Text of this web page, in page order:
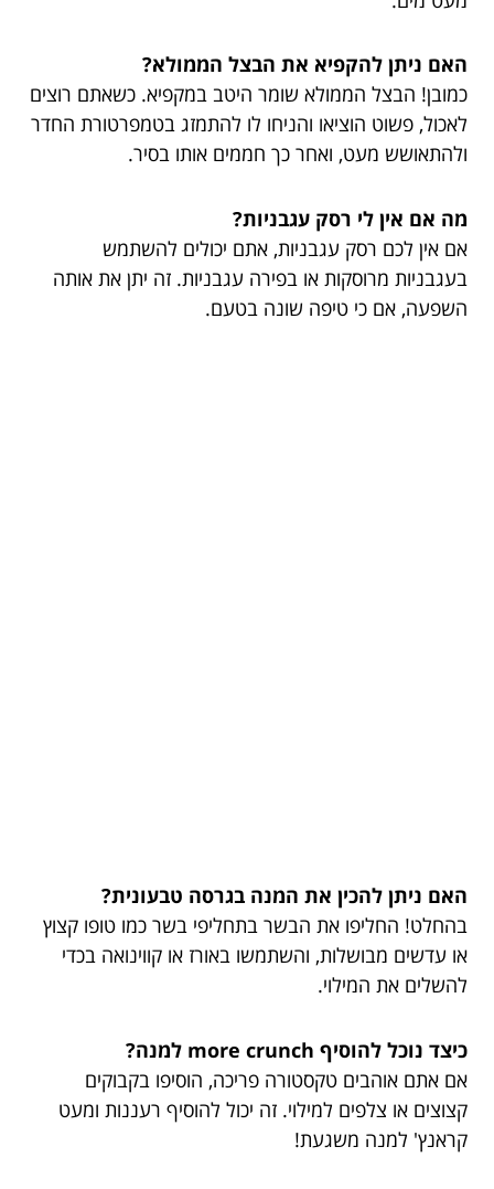
האם ניתן להקפיא את הבצל הממולא?
כמובן! הבצל הממולא שומר היטב במקפיא. כשאתם רוצים
לאכול, פשוט הוציאו והניחו לו להתמזג בטמפרטורת החדר
ולהתאושש מעט, ואחר כך חממים אותו בסיר.
מה אם אין לי רסק עגבניות?
אם אין לכם רסק עגבניות, אתם יכולים להשתמש
בעגבניות מרוסקות או בפירה עגבניות. זה יתן את אותה
השפעה, אם כי טיפה שונה בטעם.
האם ניתן להכין את המנה בגרסה טבעונית?
בהחלט! החליפו את הבשר בתחליפי בשר כמו טופו קצוץ
או עדשים מבושלות, והשתמשו באורז או קווינואה בכדי
להשלים את המילוי.
כיצד נוכל להוסיף more crunch למנה?
אם אתם אוהבים טקסטורה פריכה, הוסיפו בקבוקים
קצוצים או צלפים למילוי. זה יכול להוסיף רעננות ומעט
קראנץ' למנה משגעת!